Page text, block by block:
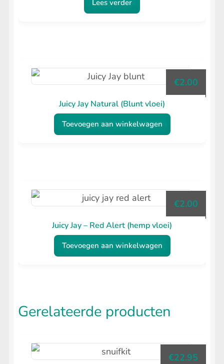
Lees verder
Juicy Jay Natural (Blunt vloei)
€2.00
Toevoegen aan winkelwagen
Juicy Jay – Red Alert (hemp vloei)
€2.00
Toevoegen aan winkelwagen
Gerelateerde producten
€22.95